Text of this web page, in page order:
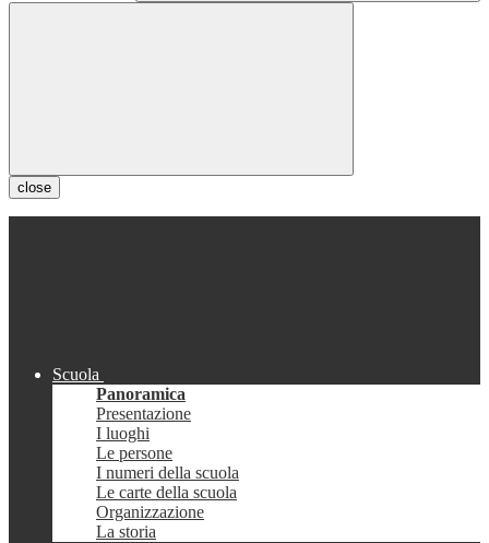
close
Scuola
Panoramica
Presentazione
I luoghi
Le persone
I numeri della scuola
Le carte della scuola
Organizzazione
La storia